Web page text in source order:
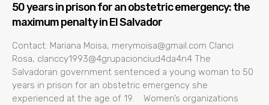
50 years in prison for an obstetric emergency: the
maximum penalty in El Salvador
Contact: Mariana Moisa, merymoisa@gmail.com Clanci
Rosa, clanccy1993@4grupacionciud4da4n4 The
Salvadoran government sentenced a young woman to 50
years in prison for an obstetric emergency she
experienced at the age of 19. Women’s organizations